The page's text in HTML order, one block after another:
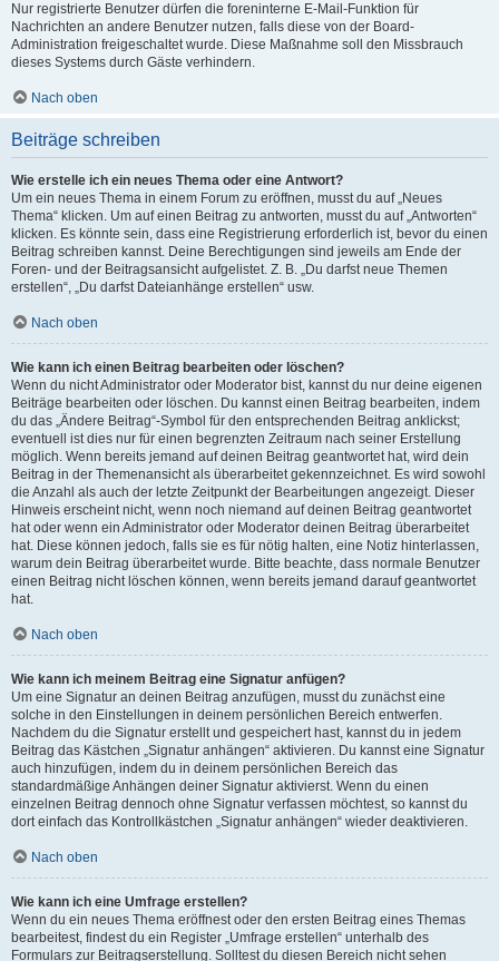
Nur registrierte Benutzer dürfen die foreninterne E-Mail-Funktion für
Nachrichten an andere Benutzer nutzen, falls diese von der Board-
Administration freigeschaltet wurde. Diese Maßnahme soll den Missbrauch
dieses Systems durch Gäste verhindern.
Nach oben
Beiträge schreiben
Wie erstelle ich ein neues Thema oder eine Antwort?
Um ein neues Thema in einem Forum zu eröffnen, musst du auf „Neues
Thema“ klicken. Um auf einen Beitrag zu antworten, musst du auf „Antworten“
klicken. Es könnte sein, dass eine Registrierung erforderlich ist, bevor du einen
Beitrag schreiben kannst. Deine Berechtigungen sind jeweils am Ende der
Foren- und der Beitragsansicht aufgelistet. Z. B. „Du darfst neue Themen
erstellen“, „Du darfst Dateianhänge erstellen“ usw.
Nach oben
Wie kann ich einen Beitrag bearbeiten oder löschen?
Wenn du nicht Administrator oder Moderator bist, kannst du nur deine eigenen
Beiträge bearbeiten oder löschen. Du kannst einen Beitrag bearbeiten, indem
du das „Ändere Beitrag“-Symbol für den entsprechenden Beitrag anklickst;
eventuell ist dies nur für einen begrenzten Zeitraum nach seiner Erstellung
möglich. Wenn bereits jemand auf deinen Beitrag geantwortet hat, wird dein
Beitrag in der Themenansicht als überarbeitet gekennzeichnet. Es wird sowohl
die Anzahl als auch der letzte Zeitpunkt der Bearbeitungen angezeigt. Dieser
Hinweis erscheint nicht, wenn noch niemand auf deinen Beitrag geantwortet
hat oder wenn ein Administrator oder Moderator deinen Beitrag überarbeitet
hat. Diese können jedoch, falls sie es für nötig halten, eine Notiz hinterlassen,
warum dein Beitrag überarbeitet wurde. Bitte beachte, dass normale Benutzer
einen Beitrag nicht löschen können, wenn bereits jemand darauf geantwortet
hat.
Nach oben
Wie kann ich meinem Beitrag eine Signatur anfügen?
Um eine Signatur an deinen Beitrag anzufügen, musst du zunächst eine
solche in den Einstellungen in deinem persönlichen Bereich entwerfen.
Nachdem du die Signatur erstellt und gespeichert hast, kannst du in jedem
Beitrag das Kästchen „Signatur anhängen“ aktivieren. Du kannst eine Signatur
auch hinzufügen, indem du in deinem persönlichen Bereich das
standardmäßige Anhängen deiner Signatur aktivierst. Wenn du einen
einzelnen Beitrag dennoch ohne Signatur verfassen möchtest, so kannst du
dort einfach das Kontrollkästchen „Signatur anhängen“ wieder deaktivieren.
Nach oben
Wie kann ich eine Umfrage erstellen?
Wenn du ein neues Thema eröffnest oder den ersten Beitrag eines Themas
bearbeitest, findest du ein Register „Umfrage erstellen“ unterhalb des
Formulars zur Beitragserstellung. Solltest du diesen Bereich nicht sehen